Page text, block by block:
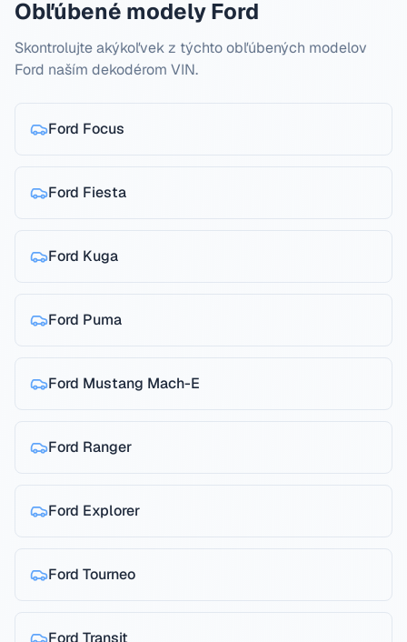
Obľúbené modely Ford
Skontrolujte akýkoľvek z týchto obľúbených modelov
Ford naším dekodérom VIN.
Ford Focus
Ford Fiesta
Ford Kuga
Ford Puma
Ford Mustang Mach-E
Ford Ranger
Ford Explorer
Ford Tourneo
Ford Transit